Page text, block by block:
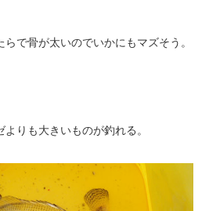
で骨が太いのでいかにもマズそう。
りも大きいものが釣れる。